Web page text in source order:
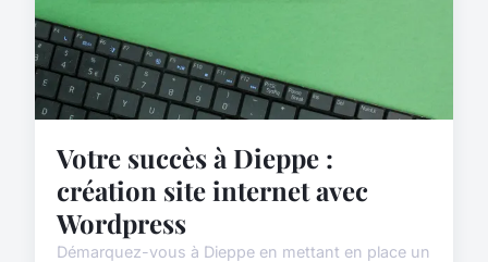
Votre succès à Dieppe :
création site internet avec
Wordpress
Démarquez-vous à Dieppe en mettant en place un